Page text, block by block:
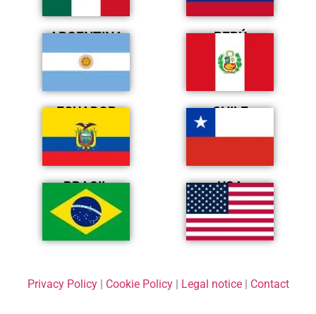
ARGENTINA PERÚ
ECUADOR CHILE
BRASIL USA
Privacy Policy| Cookie Policy| Legal notice| Contact